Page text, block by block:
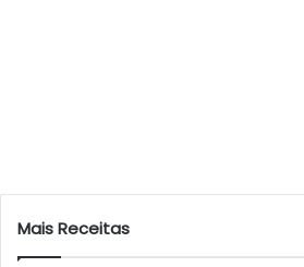
Mais Receitas